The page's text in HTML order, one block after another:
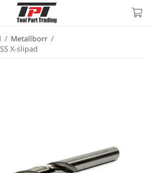
/ Metallborr /
X-slipad